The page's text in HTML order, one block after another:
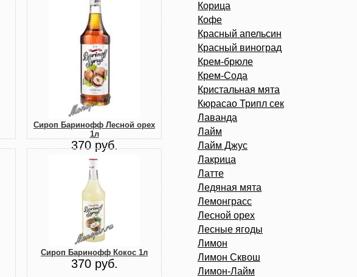
Сироп Баринофф Лесной орех
1л
370 руб.
Сироп Баринофф Кокос 1л
370 руб.
Корица
Кофе
Красный апельсин
Красный виноград
Крем-брюле
Крем-Сода
Кристальная мята
Кюрасао Трипл сек
Лаванда
Лайм
Лайм Джус
Лакрица
Латте
Ледяная мята
Лемонграсс
Лесной орех
Лесные ягоды
Лимон
Лимон Сквош
Лимон-Лайм